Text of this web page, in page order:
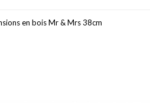
en bois Mr & Mrs 38cm